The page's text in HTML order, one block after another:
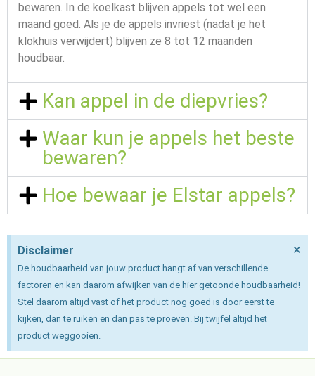
bewaren. In de koelkast blijven appels tot wel een
maand goed. Als je de appels invriest (nadat je het
klokhuis verwijdert) blijven ze 8 tot 12 maanden
houdbaar.
Kan appel in de diepvries?
Waar kun je appels het beste
bewaren?
Hoe bewaar je Elstar appels?
Disclaimer
De houdbaarheid van jouw product hangt af van verschillende
factoren en kan daarom afwijken van de hier getoonde houdbaarheid!
Stel daarom altijd vast of het product nog goed is door eerst te
kijken, dan te ruiken en dan pas te proeven. Bij twijfel altijd het
product weggooien.
×